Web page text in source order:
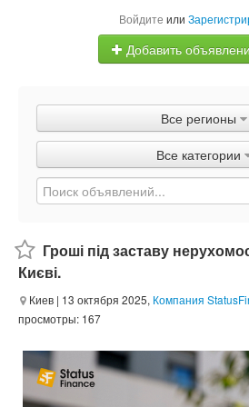
Войдите или
Добавить
Объявления
Быстрая
Все регионы
Все категории
Гроші під заставу
Києві.
Киев | 13 октября 2025, Компания
просмотры: 167